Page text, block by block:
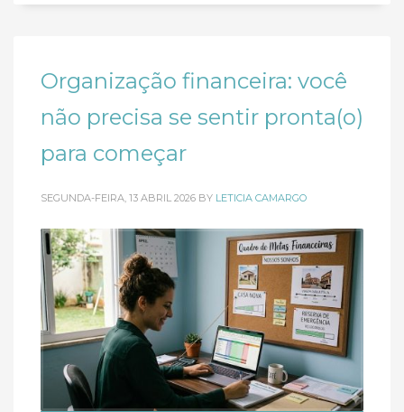
Organização financeira: você
não precisa se sentir pronta(o)
para começar
SEGUNDA-FEIRA, 13 ABRIL 2026 BY LETICIA CAMARGO